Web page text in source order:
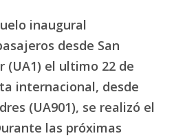
inaugural
desde San
(UA1) el ultimo 22 de
internacional, desde
(UA901), se realizó el
las próximas